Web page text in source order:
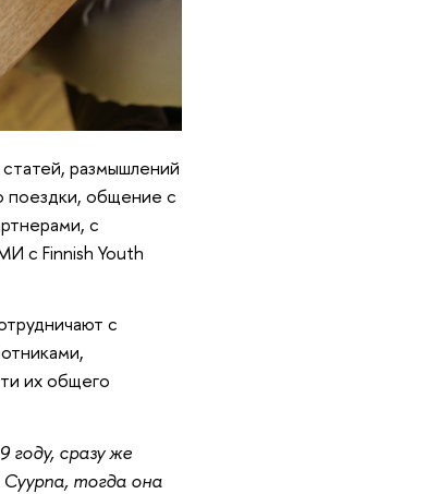
размышлений
поездки, общение с
с
с Finnish Youth
с
их общего
году, сразу же
тогда она